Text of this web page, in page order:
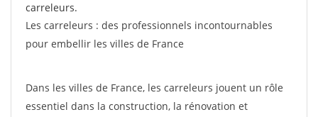
carreleurs.
Les carreleurs : des professionnels incontournables
pour embellir les villes de France
Dans les villes de France, les carreleurs jouent un rôle
essentiel dans la construction, la rénovation et